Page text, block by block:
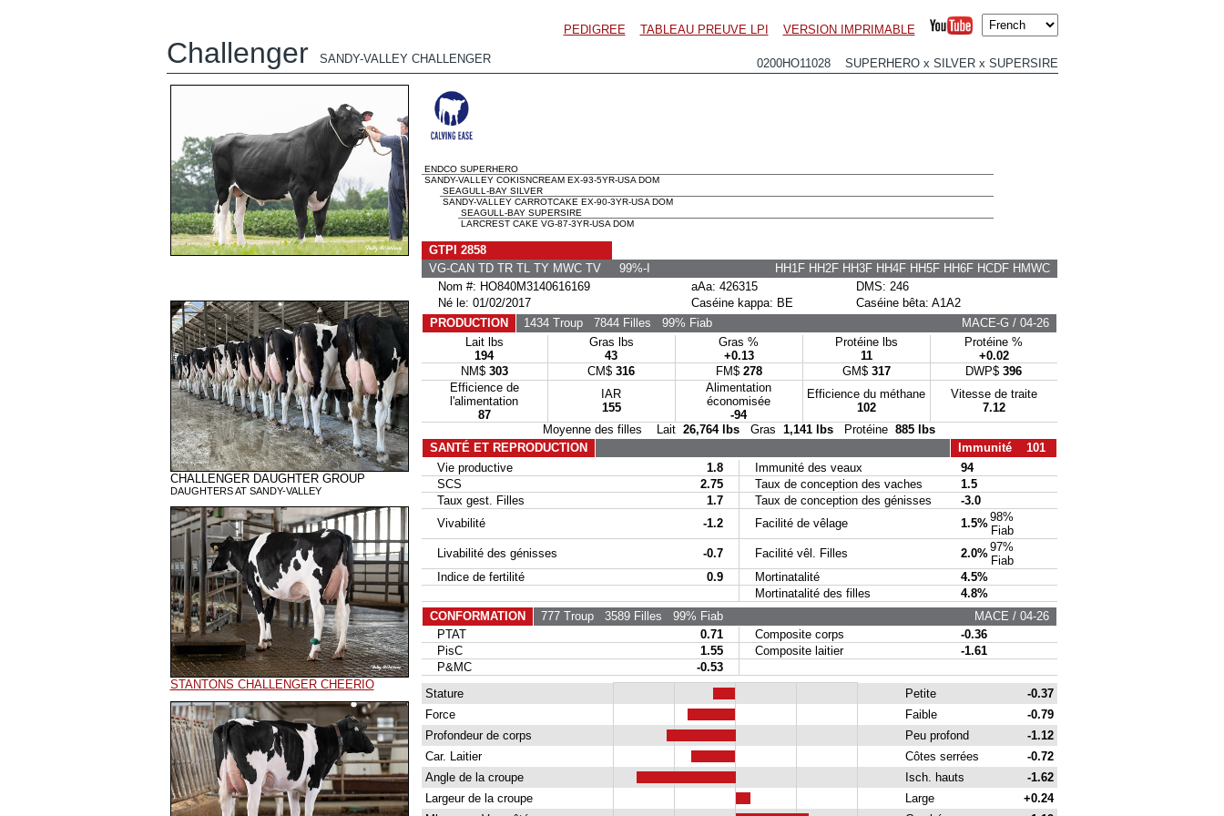
PEDIGREE TABLEAU PREUVE LPI VERSION IMPRIMABLE
Challenger SANDY-VALLEY CHALLENGER 0200HO11028 SUPERHERO x SILVER x SUPERSIRE
CHALLENGER DAUGHTER GROUP
DAUGHTERS AT SANDY-VALLEY
STANTONS CHALLENGER CHEERIO
ENDCO SUPERHERO
SANDY-VALLEY COKISNCREAM EX-93-5YR-USA DOM
SEAGULL-BAY SILVER
SANDY-VALLEY CARROTCAKE EX-90-3YR-USA DOM
SEAGULL-BAY SUPERSIRE
LARCREST CAKE VG-87-3YR-USA DOM
GTPI 2858
VG-CAN TD TR TL TY MWC TV 99%-I
HH1F HH2F HH3F HH4F HH5F HH6F HCDF HMWC
Nom #: HO840M3140616169
aAa: 426315
DMS: 246
Né le: 01/02/2017
Caséine kappa: BE
Caséine bêta: A1A2
PRODUCTION
1434 Troup7844 Filles 99% Fiab
MACE-G / 04-26
Lait lbs
194
Gras lbs
43
Gras %
+0.13
Protéine lbs
11
Protéine %
+0.02
NM$ 303 CM$ 316 FM$ 278 GM$ 317 DWP$ 396
Efficience de
l'alimentation
87
IAR
155
Alimentation
économisée
-94
Efficience du méthane
102
Vitesse de traite
7.12
Moyenne des filles Lait 26,764 lbs Gras 1,141 lbs Protéine 885 lbs
SANTÉ ET REPRODUCTION
Immunité 101
Vie productive
1.8 Immunité des veaux
94
SCS
2.75 Taux de conception des vaches
1.5
Taux gest. Filles
1.7 Taux de conception des génisses
-3.0
Vivabilité
-1.2 Facilité de vêlage 1.5%98%
Fiab
Livabilité des génisses
-0.7 Facilité vêl. Filles 2.0%97%
Fiab
Indice de fertilité
0.9 Mortinatalité
4.5%
Mortinatalité des filles
4.8%
CONFORMATION
777 Troup3589 Filles 99% Fiab
MACE / 04-26
PTAT
0.71 Composite corps
-0.36
PisC
1.55 Composite laitier
-1.61
P&MC
-0.53
Stature
Petite
-0.37
Force
Faible
-0.79
Profondeur de corps
Peu profond
-1.12
Car. Laitier
Côtes serrées
-0.72
Angle de la croupe
Isch. hauts
-1.62
Largeur de la croupe
Large
+0.24